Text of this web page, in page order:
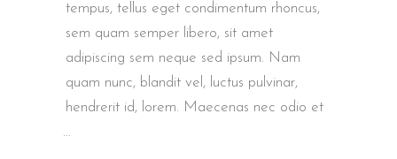
tempus, tellus eget condimentum rhoncus,
sem quam semper libero, sit amet
adipiscing sem neque sed ipsum. Nam
quam nunc, blandit vel, luctus pulvinar,
hendrerit id, lorem. Maecenas nec odio et